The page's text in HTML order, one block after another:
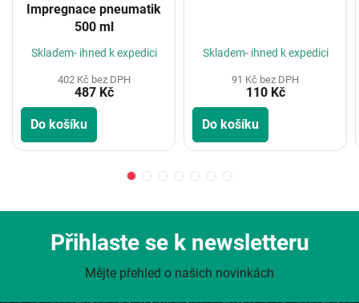
Impregnace pneumatik
500 ml
Skladem- ihned k expedici
402 Kč bez DPH
487 Kč
Do košíku
Skladem- ihned k expedici
91 Kč bez DPH
110 Kč
Do košíku
Přihlaste se k newsletteru
Mějte přehled o našich novinkách